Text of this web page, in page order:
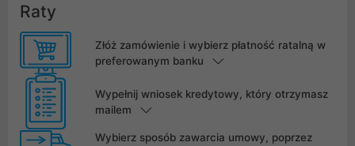
Raty
Złóż zamówienie i wybierz płatność ratalną w
preferowanym banku
Wypełnij wniosek kredytowy, który otrzymasz
mailem
Wybierz sposób zawarcia umowy, poprzez